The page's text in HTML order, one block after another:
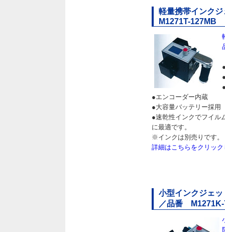
軽量携帯インク
M1271T-127MB
●エンコーダー内蔵
●大容量バッテリー採用
●速乾性インクでフイル
に最適です。
※インクは別売りです。
詳細はこちらをクリッ
小型インクジェ
／品番 M1271K-